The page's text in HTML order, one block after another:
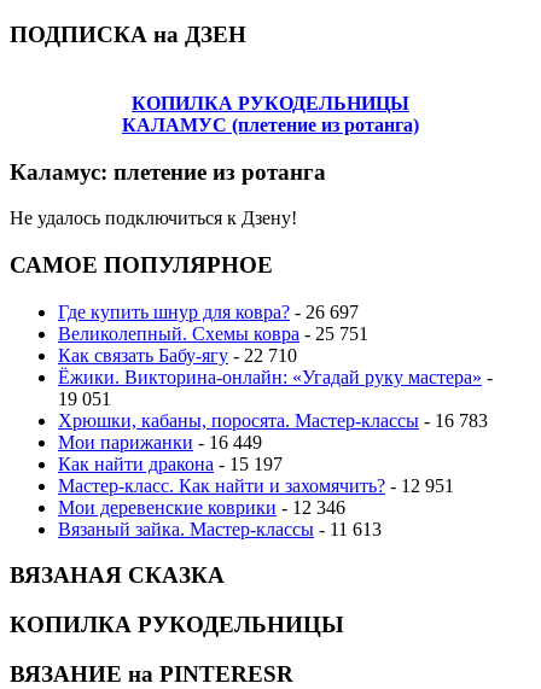
ПОДПИСКА на ДЗЕН
КОПИЛКА РУКОДЕЛЬНИЦЫ
КАЛАМУС (плетение из ротанга)
Каламус: плетение из ротанга
Не удалось подключиться к Дзену!
САМОЕ ПОПУЛЯРНОЕ
Где купить шнур для ковра? - 26 697
Великолепный. Схемы ковра - 25 751
Как связать Бабу-ягу - 22 710
Ёжики. Викторина-онлайн: «Угадай руку мастера» -
19 051
Хрюшки, кабаны, поросята. Мастер-классы - 16 783
Мои парижанки - 16 449
Как найти дракона - 15 197
Мастер-класс. Как найти и захомячить? - 12 951
Мои деревенские коврики - 12 346
Вязаный зайка. Мастер-классы - 11 613
ВЯЗАНАЯ СКАЗКА
КОПИЛКА РУКОДЕЛЬНИЦЫ
ВЯЗАНИЕ на PINTERESR